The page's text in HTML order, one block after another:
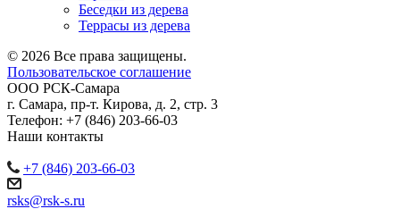
Беседки из дерева
Террасы из дерева
© 2026 Все права защищены.
Пользовательское соглашение
ООО РСК-Самара
г. Самара, пр-т. Кирова, д. 2, стр. 3
Телефон: +7 (846) 203-66-03
Наши контакты
+7 (846) 203-66-03
rsks@rsk-s.ru